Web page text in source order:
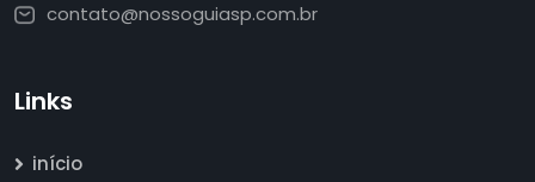
contato@nossoguiasp.com.br
Links
início